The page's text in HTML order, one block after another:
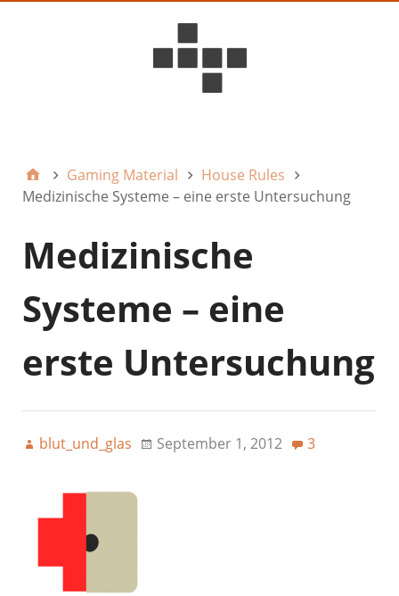
Gaming Material
House Rules
Medizinische Systeme – eine erste Untersuchung
Medizinische
Systeme – eine
erste Untersuchung
blut_und_glas September 1, 2012 3